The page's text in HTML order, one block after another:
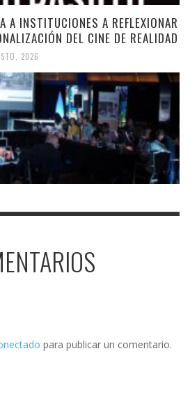
A INSTITUCIONES A REFLEXIONAR
DEL CINE DE REALIDAD
2026
para publicar un comentario.